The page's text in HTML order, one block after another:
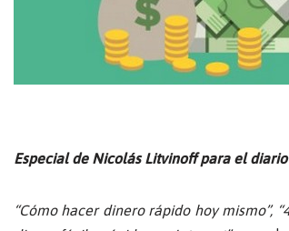
Especial de Nicolás Litvinoff para el
“Cómo hacer dinero rápido hoy mismo”,